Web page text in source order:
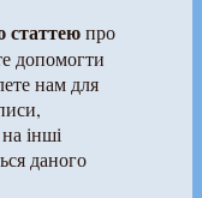
статтеюпро
допомогти
нам для
інші
даного